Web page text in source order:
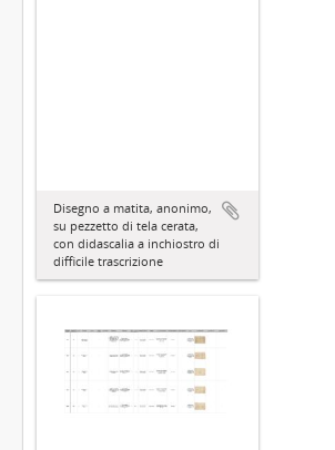
Disegno a matita, anonimo,
su pezzetto di tela cerata,
con didascalia a inchiostro di
difficile trascrizione